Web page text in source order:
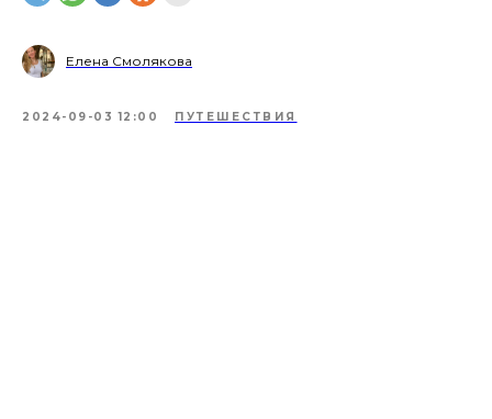
Елена Смолякова
2024-09-03 12:00 ПУТЕШЕСТВИЯ